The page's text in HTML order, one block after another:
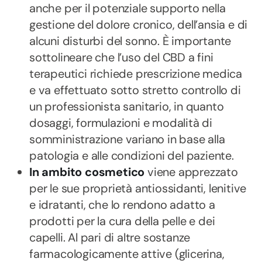
anche per il potenziale supporto nella
gestione del dolore cronico, dell’ansia e di
alcuni disturbi del sonno. È importante
sottolineare che l’uso del CBD a fini
terapeutici richiede prescrizione medica
e va effettuato sotto stretto controllo di
un professionista sanitario, in quanto
dosaggi, formulazioni e modalità di
somministrazione variano in base alla
patologia e alle condizioni del paziente.
In ambito cosmeticoviene apprezzato
per le sue proprietà antiossidanti, lenitive
e idratanti, che lo rendono adatto a
prodotti per la cura della pelle e dei
capelli. Al pari di altre sostanze
farmacologicamente attive (glicerina,